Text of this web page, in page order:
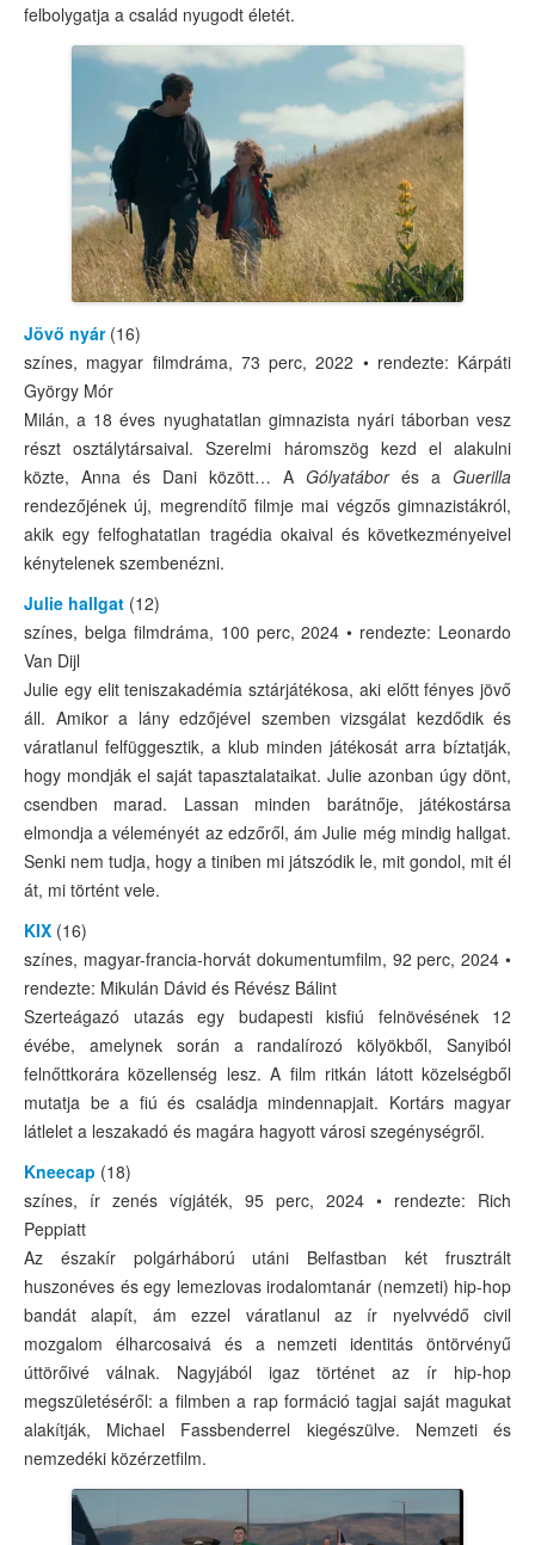
felbolygatja a család nyugodt életét.
Jövő nyár(16)
színes, magyar filmdráma, 73 perc, 2022 • rendezte: Kárpáti
György Mór
Milán, a 18 éves nyughatatlan gimnazista nyári táborban vesz
részt osztálytársaival. Szerelmi háromszög kezd el alakulni
közte, Anna és Dani között… A Gólyatáborés a Guerilla
rendezőjének új, megrendítő filmje mai végzős gimnazistákról,
akik egy felfoghatatlan tragédia okaival és következményeivel
kénytelenek szembenézni.
Julie hallgat (12)
színes, belga filmdráma, 100 perc, 2024 • rendezte: Leonardo
Van Dijl
Julie egy elit teniszakadémia sztárjátékosa, aki előtt fényes jövő
áll. Amikor a lány edzőjével szemben vizsgálat kezdődik és
váratlanul felfüggesztik, a klub minden játékosát arra bíztatják,
hogy mondják el saját tapasztalataikat. Julie azonban úgy dönt,
csendben marad. Lassan minden barátnője, játékostársa
elmondja a véleményét az edzőről, ám Julie még mindig hallgat.
Senki nem tudja, hogy a tiniben mi játszódik le, mit gondol, mit él
át, mi történt vele.
KIX (16)
színes, magyar-francia-horvát dokumentumfilm, 92 perc, 2024 •
rendezte: Mikulán Dávid és Révész Bálint
Szerteágazó utazás egy budapesti kisfiú felnövésének 12
évébe, amelynek során a randalírozó kölyökből, Sanyiból
felnőttkorára közellenség lesz. A film ritkán látott közelségből
mutatja be a fiú és családja mindennapjait. Kortárs magyar
látlelet a leszakadó és magára hagyott városi szegénységről.
Kneecap (18)
színes, ír zenés vígjáték, 95 perc, 2024 • rendezte: Rich
Peppiatt
Az északír polgárháború utáni Belfastban két frusztrált
huszonéves és egy lemezlovas irodalomtanár (nemzeti) hip-hop
bandát alapít, ám ezzel váratlanul az ír nyelvvédő civil
mozgalom élharcosaivá és a nemzeti identitás öntörvényű
úttörőivé válnak. Nagyjából igaz történet az ír hip-hop
megszületéséről: a filmben a rap formáció tagjai saját magukat
alakítják, Michael Fassbenderrel kiegészülve. Nemzeti és
nemzedéki közérzetfilm.